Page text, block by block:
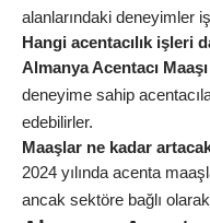
alanlarındaki deneyimler
Hangi acentacılık işleri
Almanya Acentacı
deneyime sahip
edebilirler.
Maaşlar ne kadar
2024 yılında acenta
ancak sektöre bağlı